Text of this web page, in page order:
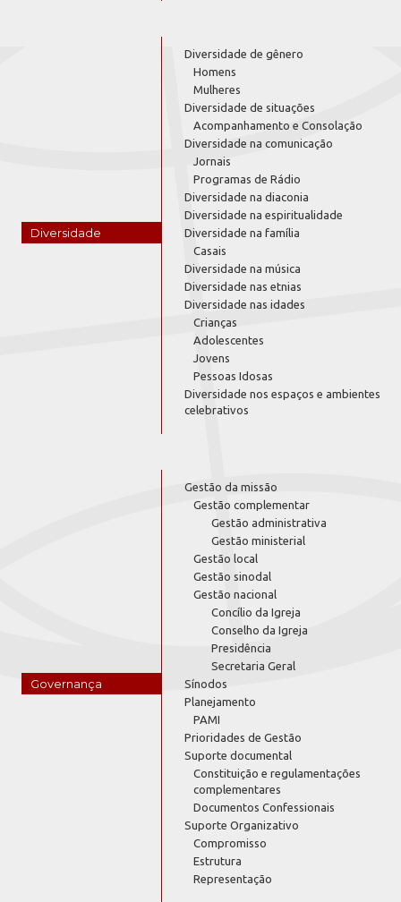
Diversidade
Diversidade de gênero
Homens
Mulheres
Diversidade de situações
Acompanhamento e Consolação
Diversidade na comunicação
Jornais
Programas de Rádio
Diversidade na diaconia
Diversidade na espiritualidade
Diversidade na família
Casais
Diversidade na música
Diversidade nas etnias
Diversidade nas idades
Crianças
Adolescentes
Jovens
Pessoas Idosas
Diversidade nos espaços e ambientes
celebrativos
Governança
Gestão da missão
Gestão complementar
Gestão administrativa
Gestão ministerial
Gestão local
Gestão sinodal
Gestão nacional
Concílio da Igreja
Conselho da Igreja
Presidência
Secretaria Geral
Sínodos
Planejamento
PAMI
Prioridades de Gestão
Suporte documental
Constituição e regulamentações
complementares
Documentos Confessionais
Suporte Organizativo
Compromisso
Estrutura
Representação